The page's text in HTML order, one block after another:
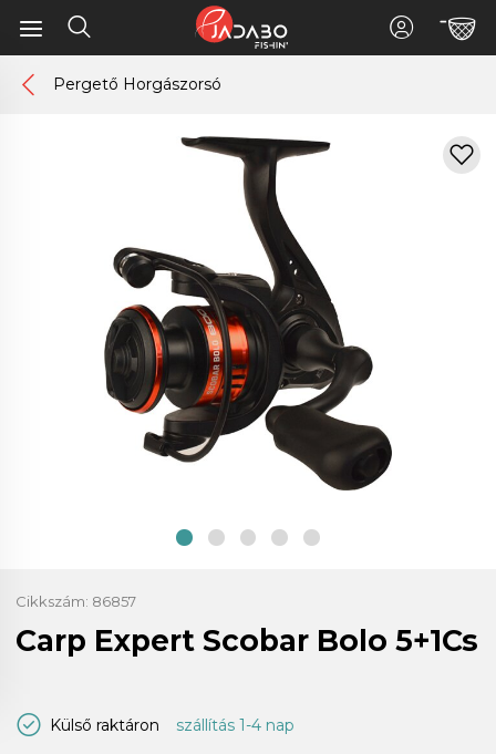
Pergető Horgászorsó
Cikkszám: 86857
Carp Expert Scobar Bolo 5+1Cs
Külső raktáron szállítás 1-4 nap